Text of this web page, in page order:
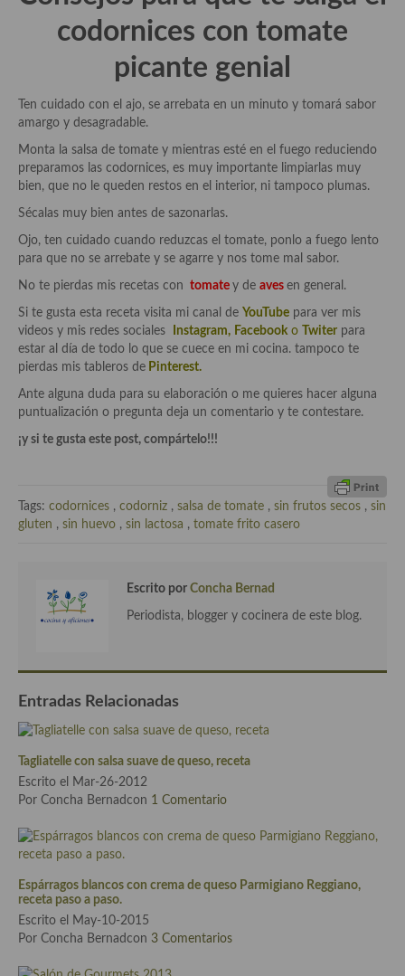
Cocina de Guatemala
Cocina de Nicaragua
Cocina Jamaicana
Cocina Mexicana
Cocina de Oriente Medio
Cocina libanesa
Cocina Armenia
Cocina Azerí (Azerbaiyán)
Cocina Oriental
Cocina Japonesa
Cocina camboyana
Cocina Coreana
Cocina China
Cocina filipina
Cocina de Hawái
Cocina de Madagascar
codornices con tomate
picante genial
Ten cuidado con el ajo, se arrebata en un minuto y tomará sabor
amargo y desagradable.
Monta la salsa de tomate y mientras esté en el fuego reduciendo
preparamos las codornices, es muy importante limpiarlas muy
bien, que no le queden restos en el interior, ni tampoco plumas.
Sécalas muy bien antes de sazonarlas.
Ojo, ten cuidado cuando reduzcas el tomate, ponlo a fuego lento
para que no se arrebate y se agarre y nos tome mal sabor.
No te pierdas mis recetas con tomate y de aves en general.
Si te gusta esta receta visita mi canal de YouTube para ver mis
videos y mis redes sociales
Instagram, Facebooko Twiter para
estar al día de todo lo que se cuece en mi cocina. tampoco te
pierdas mis tableros de Pinterest.
Ante alguna duda para su elaboración o me quieres hacer alguna
puntualización o pregunta deja un comentario y te contestare.
¡y si te gusta este post, compártelo!!!
Tags: codornices , codorniz , salsa de tomate , sin frutos secos , sin
gluten , sin huevo , sin lactosa , tomate frito casero
Escrito por Concha Bernad
Periodista, blogger y cocinera de este blog.
Entradas Relacionadas
Tagliatelle con salsa suave de queso, receta
Escrito el Mar-26-2012
Por Concha Bernadcon 1 Comentario
Espárragos blancos con crema de queso Parmigiano Reggiano,
receta paso a paso.
Escrito el May-10-2015
Por Concha Bernadcon 3 Comentarios